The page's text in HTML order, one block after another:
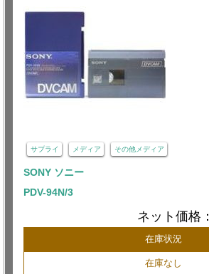
サプライ メディア その他メディア
SONY ソニー
PDV-94N/3
ネット価格：
在庫状況
在庫なし